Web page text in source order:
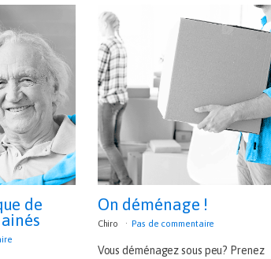
de
On déménage !
Chiro Pas de commentaire
Vous déménagez sous peu? Prenez